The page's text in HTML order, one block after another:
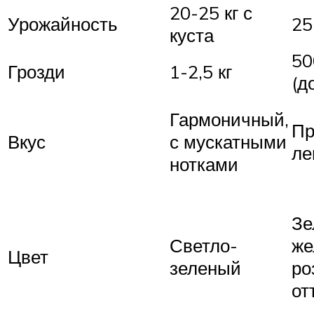
Урожайность
20-25 кг с
куста
Грозди 1-2,5 кг
Вкус
Гармоничный,
с мускатными
нотками
Цвет
Светло-
зеленый